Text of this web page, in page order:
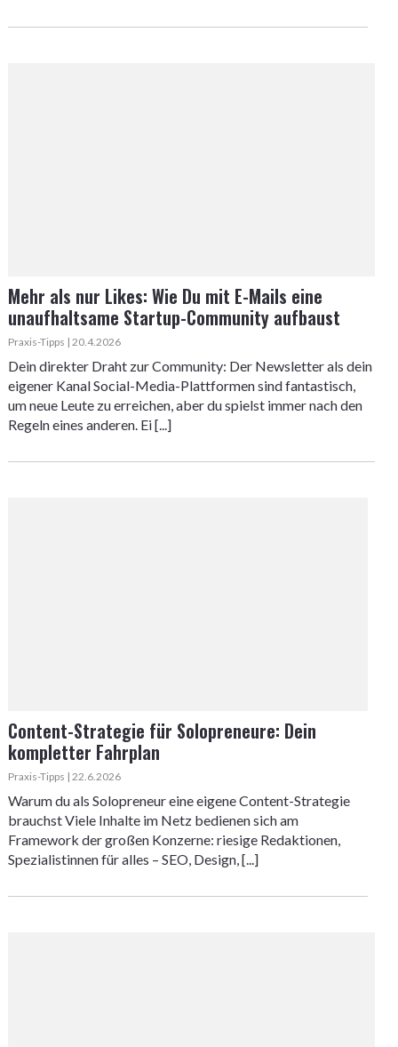
Mehr als nur Likes: Wie Du mit E-Mails eine
unaufhaltsame Startup-Community aufbaust
Praxis-Tipps | 20.4.2026
Dein direkter Draht zur Community: Der Newsletter als dein
eigener Kanal Social-Media-Plattformen sind fantastisch,
um neue Leute zu erreichen, aber du spielst immer nach den
Regeln eines anderen. Ei [...]
Content-Strategie für Solopreneure: Dein
kompletter Fahrplan
Praxis-Tipps | 22.6.2026
Warum du als Solopreneur eine eigene Content-Strategie
brauchst Viele Inhalte im Netz bedienen sich am
Framework der großen Konzerne: riesige Redaktionen,
Spezialistinnen für alles – SEO, Design, [...]